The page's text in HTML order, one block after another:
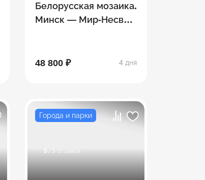
Белорусская мозаика.
Минск — Мир-Несвиж
48 800 ₽
4 дня
Города и парки
5 / 5 отзывов